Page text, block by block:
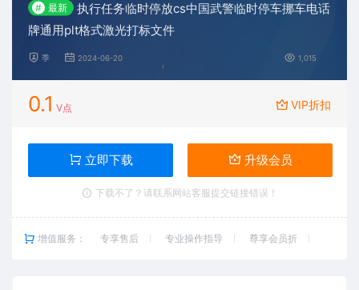
# 最新
执行任务临时停放cs中国武警临时停车挪车电话
牌通用plt格式激光打标文件
季 2024-06-20 1,015
0.1 V点 VIP折扣
立即下载 升级会员
下载不了？请联系网站客服提交链接错误！
增值服务： 专享售后 专业操作指导 尊享会员折